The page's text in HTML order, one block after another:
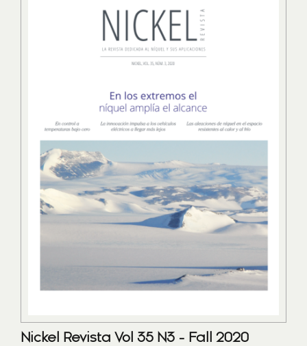
Nickel Revista Vol 35 N3 - Fall 2020